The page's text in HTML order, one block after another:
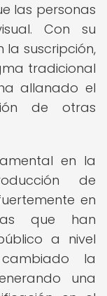
las personas
Con su
suscripción,
tradicional
allanado el
de otras
en la
de
en
que han
a nivel
la
una